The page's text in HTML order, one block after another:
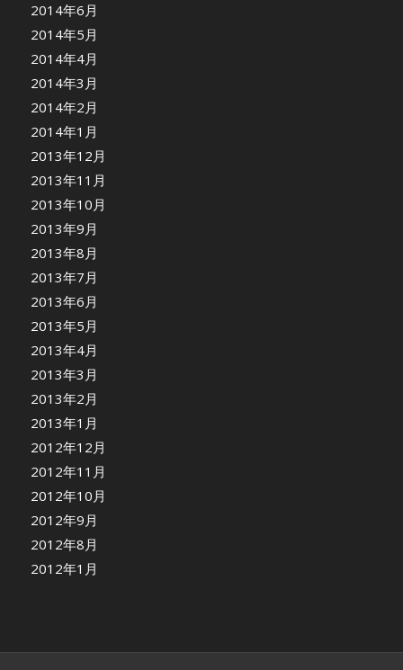
2014年6月
2014年5月
2014年4月
2014年3月
2014年2月
2014年1月
2013年12月
2013年11月
2013年10月
2013年9月
2013年8月
2013年7月
2013年6月
2013年5月
2013年4月
2013年3月
2013年2月
2013年1月
2012年12月
2012年11月
2012年10月
2012年9月
2012年8月
2012年1月